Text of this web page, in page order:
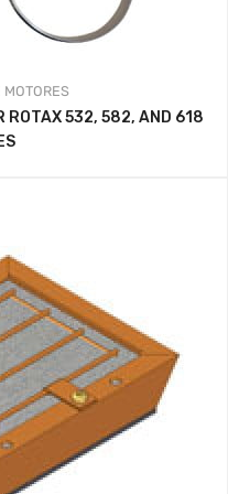
MOTORES
ROTAX 532, 582, AND 618